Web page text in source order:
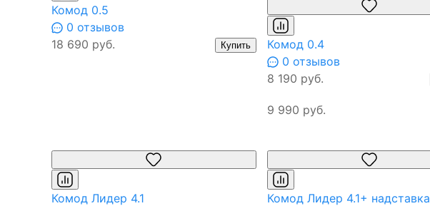
Комод 0.5
0 отзывов
18 690 руб.
Купить
Комод 0.4
0 отзывов
8 190 руб.
9 990 руб.
Комод Лидер 4.1
Комод Лидер 4.1+ надставка